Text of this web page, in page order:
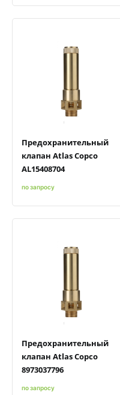
Быстрый просмотрДобавить к сравнению
Предохранительный
клапан Atlas Copco
AL15408704
по запросу
Быстрый просмотрДобавить к сравнению
Предохранительный
клапан Atlas Copco
8973037796
по запросу